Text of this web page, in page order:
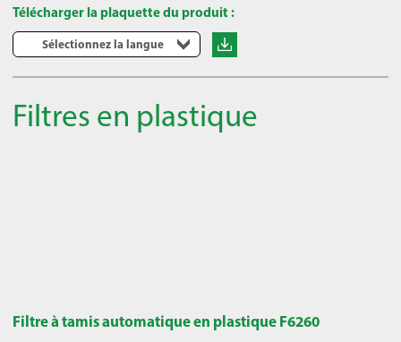
Télécharger la plaquette du produit :
Sélectionnez la langue
Filtres en plastique
Filtre à tamis automatique en plastique F6260